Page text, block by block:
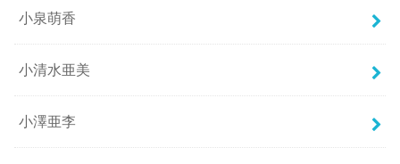
小泉萌香
小清水亜美
小澤亜李